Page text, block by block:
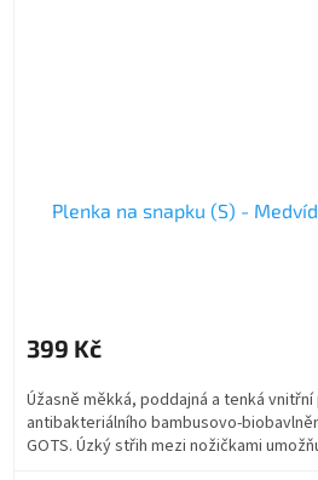
Plenka na snapku (S) -
399 Kč
Úžasně měkká, poddajná a tenká
antibakteriálního bambusovo-
GOTS. Úzký střih mezi nožičkami